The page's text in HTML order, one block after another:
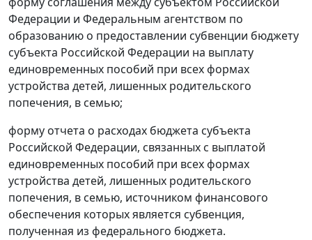
Федерации и Федеральным агентством по
образованию о предоставлении субвенции бюджету
субъекта Российской Федерации на выплату
единовременных пособий при всех формах
устройства детей, лишенных родительского
попечения, в семью;
форму отчета о расходах бюджета субъекта
Российской Федерации, связанных с выплатой
единовременных пособий при всех формах
устройства детей, лишенных родительского
попечения, в семью, источником финансового
обеспечения которых является субвенция,
полученная из федерального бюджета.